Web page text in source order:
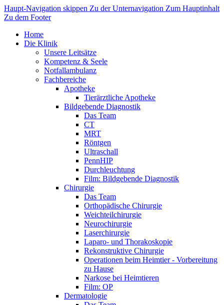
Haupt-Navigation skippen Zu der Unternavigation Zum Hauptinhalt
Zu dem Footer
Home
Die Klinik
Unsere Leitsätze
Kompetenz & Seele
Notfallambulanz
Fachbereiche
Apotheke
Tierärztliche Apotheke
Bildgebende Diagnostik
Das Team
CT
MRT
Röntgen
Ultraschall
PennHIP
Durchleuchtung
Film: Bildgebende Diagnostik
Chirurgie
Das Team
Orthopädische Chirurgie
Weichteilchirurgie
Neurochirurgie
Laserchirurgie
Laparo- und Thorakoskopie
Rekonstruktive Chirurgie
Operationen beim Heimtier - Vorbereitung
zu Hause
Narkose bei Heimtieren
Film: OP
Dermatologie